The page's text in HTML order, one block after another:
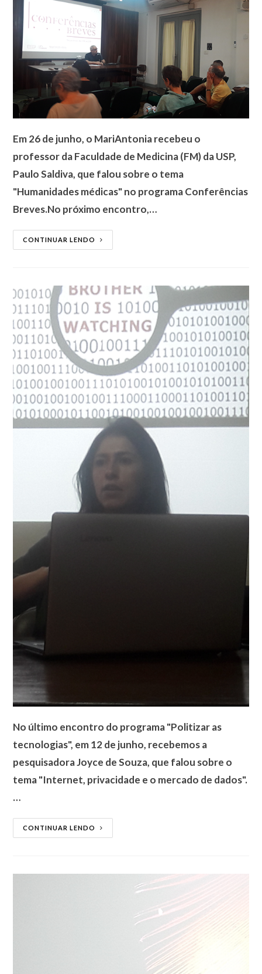
Em 26 de junho, o MariAntonia recebeu o
professor da Faculdade de Medicina (FM) da USP,
Paulo Saldiva, que falou sobre o tema
"Humanidades médicas" no programa Conferências
Breves.No próximo encontro,…
CONTINUAR LENDO
No último encontro do programa "Politizar as
tecnologias", em 12 de junho, recebemos a
pesquisadora Joyce de Souza, que falou sobre o
tema "Internet, privacidade e o mercado de dados".
…
CONTINUAR LENDO